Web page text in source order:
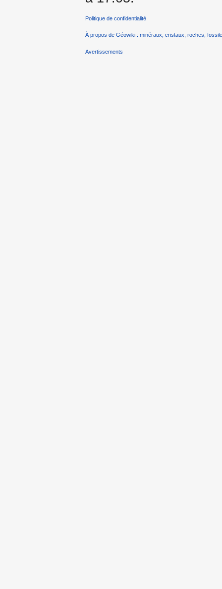
Politique de confidentialité
À propos de Géowiki : minéraux, cristaux, roches,
Avertissements